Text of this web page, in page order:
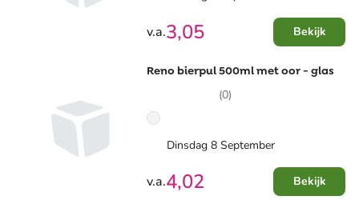
v.a.3,05 Bekijk
Reno bierpul 500ml met oor - glas
(0)
Dinsdag 8 September
v.a.4,02 Bekijk